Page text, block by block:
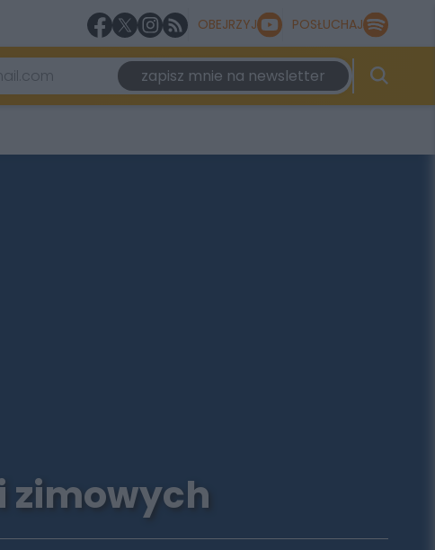
OBEJRZYJ POSŁUCHAJ
zapisz mnie na newsletter
zimowych